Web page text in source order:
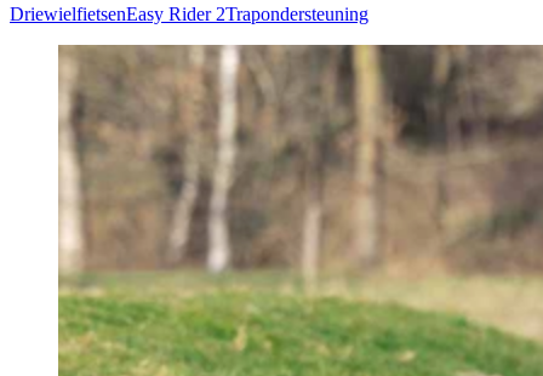
DriewielfietsenEasy Rider 2Trapondersteuning